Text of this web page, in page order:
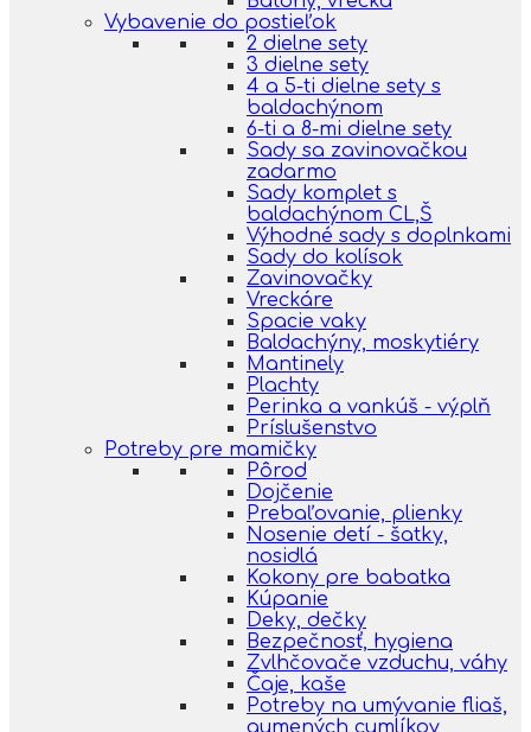
Vybavenie do postieľok
2 dielne sety
3 dielne sety
4 a 5-ti dielne sety s
baldachýnom
6-ti a 8-mi dielne sety
Sady sa zavinovačkou
zadarmo
Sady komplet s
baldachýnom CL,Š
Výhodné sady s doplnkami
Sady do kolísok
Zavinovačky
Vreckáre
Spacie vaky
Baldachýny, moskytiéry
Mantinely
Plachty
Perinka a vankúš - výplň
Príslušenstvo
Potreby pre mamičky
Pôrod
Dojčenie
Prebaľovanie, plienky
Nosenie detí - šatky,
nosidlá
Kokony pre babatka
Kúpanie
Deky, dečky
Bezpečnosť, hygiena
Zvlhčovače vzduchu, váhy
Čaje, kaše
Potreby na umývanie fliaš,
gumených cumlíkov